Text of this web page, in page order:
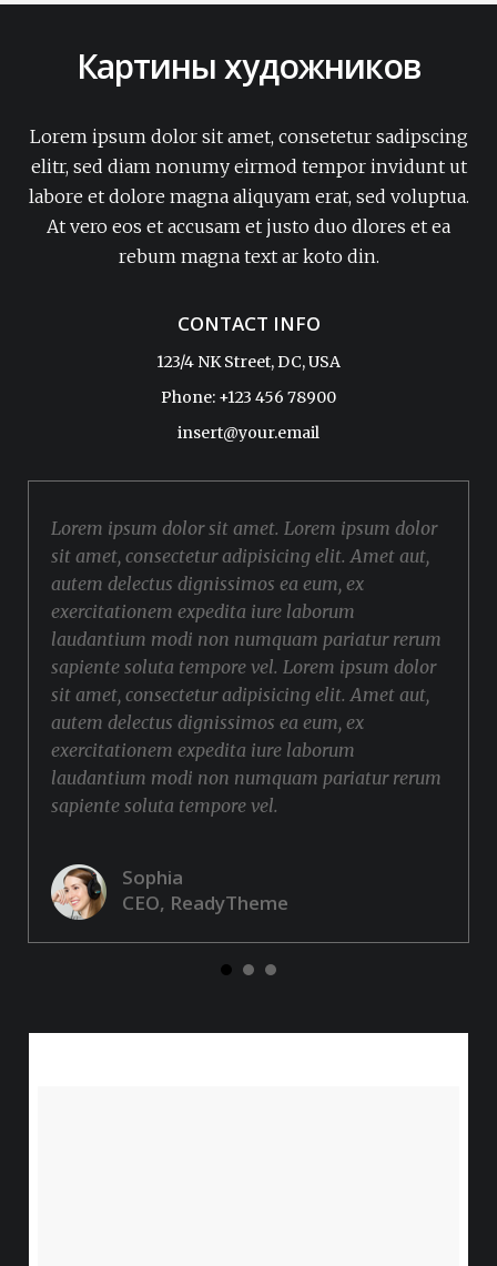
Картины художников
Lorem ipsum dolor sit amet, consetetur sadipscing
elitr, sed diam nonumy eirmod tempor invidunt ut
labore et dolore magna aliquyam erat, sed voluptua.
At vero eos et accusam et justo duo dlores et ea
rebum magna text ar koto din.
CONTACT INFO
123/4 NK Street, DC, USA
Phone: +123 456 78900
insert@your.email
Lorem ipsum dolor sit amet. Lorem ipsum dolor
sit amet, consectetur adipisicing elit. Amet aut,
autem delectus dignissimos ea eum, ex
exercitationem expedita iure laborum
laudantium modi non numquam pariatur rerum
sapiente soluta tempore vel. Lorem ipsum dolor
sit amet, consectetur adipisicing elit. Amet aut,
autem delectus dignissimos ea eum, ex
exercitationem expedita iure laborum
laudantium modi non numquam pariatur rerum
sapiente soluta tempore vel.
Sophia
CEO, ReadyTheme